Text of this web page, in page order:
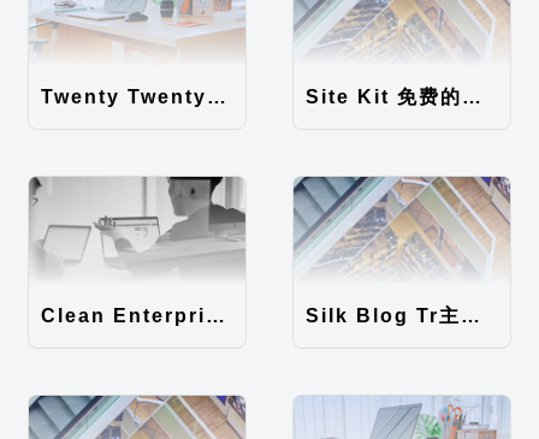
Twenty Twenty-Five 免费的WordPress内容主题 Site Kit 免费的WordPress数据统计插件
Clean Enterprise主题汉化包 Silk Blog Tr主题汉化包